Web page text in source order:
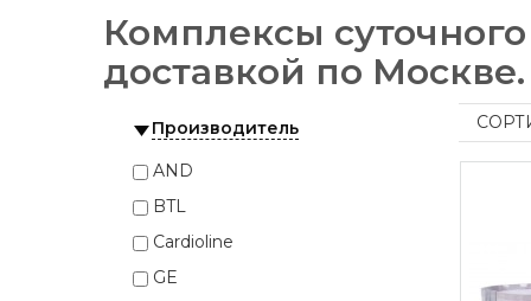
Комплексы
доставкой по Москве.
Производитель
AND
BTL
Cardioline
GE